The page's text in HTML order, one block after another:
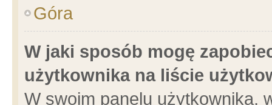
Góra
W jaki sposób mogę
użytkownika na liście
W swoim panelu użytkownika,